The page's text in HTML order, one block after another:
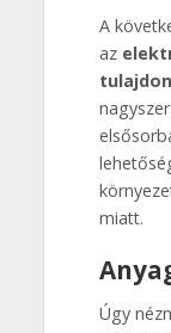
A
az
miatt.
Úgy